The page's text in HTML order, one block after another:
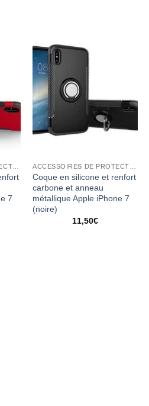
7
Coque en silicone et renfort
carbone et anneau
métallique Apple iPhone 7
(noire)
11,50€